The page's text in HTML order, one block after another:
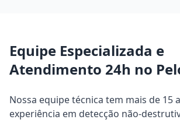
Equipe Especializada e
Atendimento 24h no
Nossa equipe técnica tem mais de 15
experiência em detecção não-